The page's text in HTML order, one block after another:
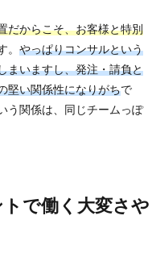
だからこそ、お客様と特別
。 やっぱりコンサルという
まいますし、発注・請負と
堅い関係性になりがちで
う関係は、同じチームっぽ
で働く大変さや